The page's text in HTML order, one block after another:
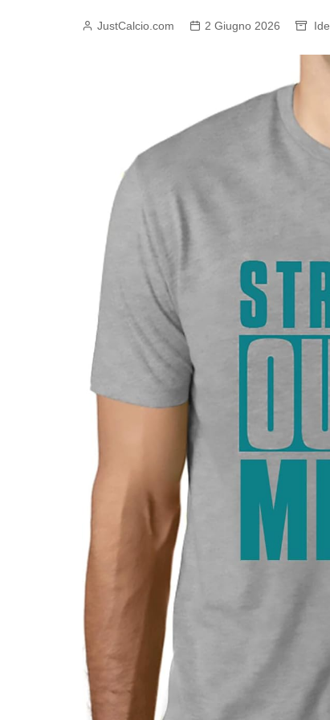
JustCalcio.com 2 Giugno 2026